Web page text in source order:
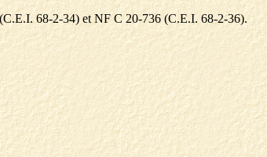
68-2-34) et NF C 20-736 (C.E.I. 68-2-36).